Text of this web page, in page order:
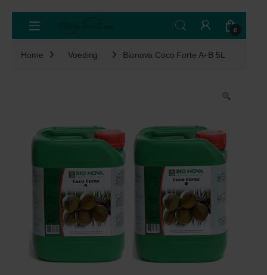
Open 0
Home Voeding Bionova Coco Forte A+B 5L